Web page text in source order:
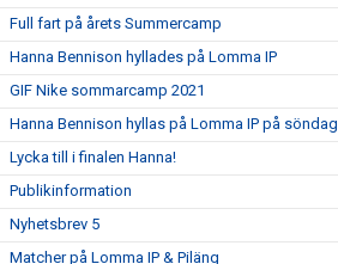
Full fart på årets Summercamp
Hanna Bennison hyllades på Lomma IP
GIF Nike sommarcamp 2021
Hanna Bennison hyllas på Lomma IP på söndag
Lycka till i finalen Hanna!
Publikinformation
Nyhetsbrev 5
Matcher på Lomma IP & Piläng